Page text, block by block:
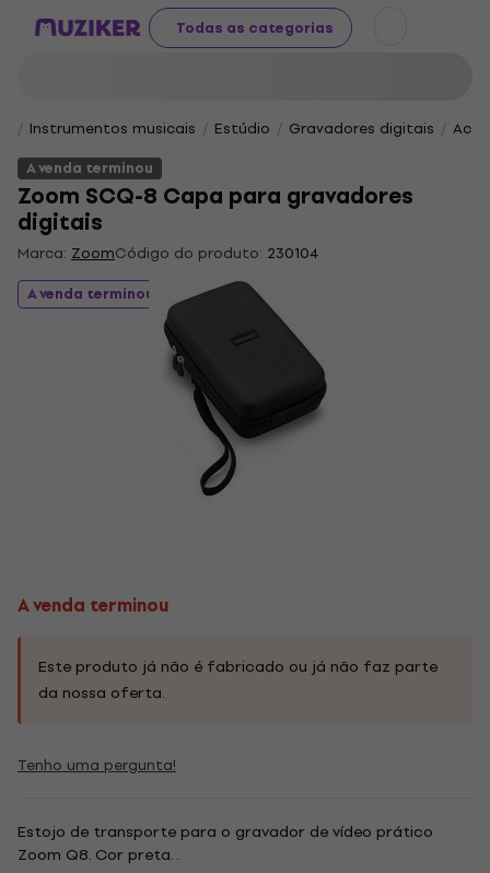
Todas as categorias
Instrumentos musicais Estúdio Gravadores digitais
A venda terminou
Zoom SCQ-8 Capa para gravadores
digitais
Marca: ZoomCódigo do produto: 230104
A venda terminou
A venda terminou
Este produto já não é fabricado ou já não faz parte
da nossa oferta.
Tenho uma pergunta!
Estojo de transporte para o gravador de vídeo prático
Zoom Q8. Cor preta. .